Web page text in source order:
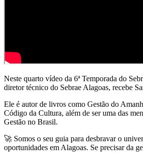
Neste quarto vídeo da 6ª Temporada do
diretor técnico do Sebrae Alagoas, recebe
Ele é autor de livros como Gestão do
Código da Cultura, além de ser uma das
Gestão no Brasil.
🚀 Somos o seu guia para desbravar o
oportunidades em Alagoas. Se precisar da